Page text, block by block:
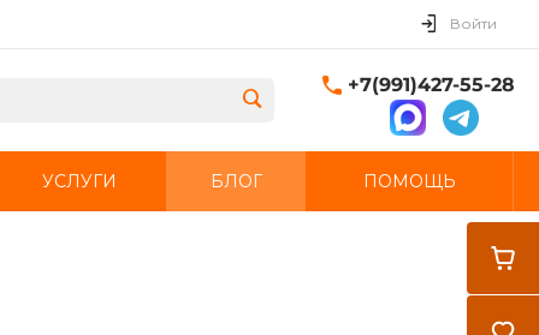
Войти
+7(991)427-55-28
УСЛУГИ БЛОГ ПОМОЩЬ